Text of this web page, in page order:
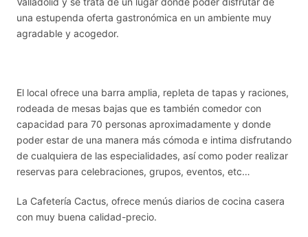
una estupenda oferta gastronómica en un ambiente muy
agradable y acogedor.
El local ofrece una barra amplia, repleta de tapas y raciones,
rodeada de mesas bajas que es también comedor con
capacidad para 70 personas aproximadamente y donde
poder estar de una manera más cómoda e intima disfrutando
de cualquiera de las especialidades, así como poder realizar
reservas para celebraciones, grupos, eventos, etc…
La Cafetería Cactus, ofrece menús diarios de cocina casera
con muy buena calidad-precio.